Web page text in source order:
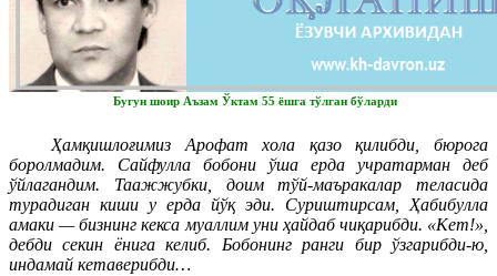
Бугун шоир Аъзам Ўктам 55 ёшга тўлган бўларди
Ҳамқишлоғимиз Арофат хола қазо қилибди, бюрога
боролмадим. Сайфулла бобони ўша ерда учратарман деб
ўйлагандим. Таажжубки, доим тўй-маъракалар теласида
турадиган киши у ерда йўқ эди. Суриштирсам, Ҳабибулла
амаки — бизнинг кекса муаллим уни ҳайдаб чиқарибди. «Кет!»,
дебди секин ёнига келиб. Бобонинг ранги бир ўзгарибди-ю,
индамай кетаверибди…